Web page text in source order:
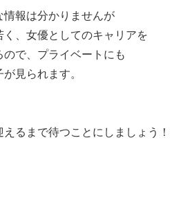
報は分かりませんが
、女優としてのキャリアを
で、プライベートにも
見られます。
るまで待つことにしましょう！